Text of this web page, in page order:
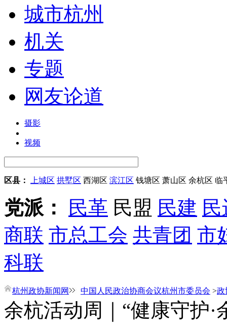
城市杭州
机关
专题
网友论道
摄影
视频
区县： 上城区 拱墅区 西湖区 滨江区 钱塘区 萧山区 余杭区 临
党派： 民革 民盟 民建
商联 市总工会 共青团 市
科联
杭州政协新闻网 中国人民政治协商会议杭州市委员会 >政
余杭活动周｜“健康守护